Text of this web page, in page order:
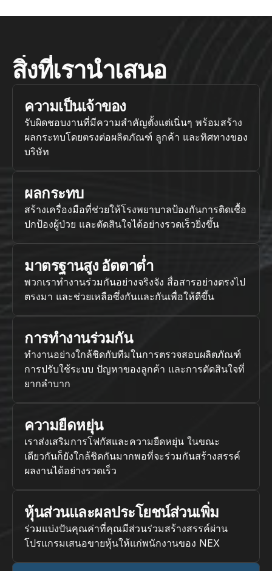
สิ่งที่เรานำเสนอ
ความเป็นเจ้าของ
รับผิดชอบงานที่มีความสำคัญตั้งแต่เนิ่นๆ พร้อมสร้าง
ผลกระทบโดยตรงต่อผลิตภัณฑ์ ลูกค้า และทิศทางของ
บริษัท
ผลกระทบ
สร้างเครื่องมือที่ช่วยให้โรงพยาบาลป้องกันการติดเชื้อ
ปกป้องผู้ป่วย และตัดสินใจได้อย่างรวดเร็วยิ่งขึ้น
มาตรฐานสูง อัตตาต่ำ
พวกเราทำงานร่วมกันอย่างจริงจัง สื่อสารอย่างตรงไป
ตรงมา และช่วยเหลือซึ่งกันและกันเพื่อให้ดีขึ้น
การทำงานร่วมกัน
ทำงานอย่างใกล้ชิดกับทีมในการตรวจสอบผลิตภัณฑ์
การปรับใช้ระบบ ปัญหาของลูกค้า และการตัดสินใจที่
ยากลำบาก
ความยืดหยุ่น
เราส่งเสริมการโฟกัสและความยืดหยุ่น ในขณะ
เดียวกันก็ยังใกล้ชิดกันมากพอที่จะร่วมกันสร้างสรรค์
ผลงานได้อย่างรวดเร็ว
หุ้นส่วนและผลประโยชน์ส่วนเพิ่ม
ร่วมแบ่งปันคุณค่าที่คุณมีส่วนร่วมสร้างสรรค์ผ่าน
โปรแกรมเสนอขายหุ้นให้แก่พนักงานของ NEX